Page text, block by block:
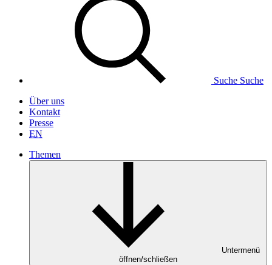
Suche Suche
Über uns
Kontakt
Presse
EN
Themen
Untermenü
öffnen/schließen